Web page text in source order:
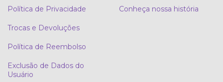
Política de Privacidade
Trocas e Devoluções
Política de Reembolso
Exclusão de Dados do
Usuário
Conheça nossa história